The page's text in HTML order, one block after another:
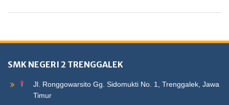
SMK NEGERI 2 TRENGGALEK
Jl. Ronggowarsito Gg. Sidomukti No. 1, Trenggalek, Jawa
Timur